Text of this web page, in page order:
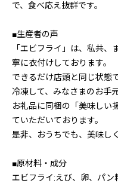
で、食べ応え抜群です。
■生産者の声
「エビフライ」は、私共
寧に衣付けしております。
できるだけ店頭と同じ状態
冷凍して、みなさまのお手
お礼品に同梱の「美味しい
ていただいております。
是非、おうちでも、美味し
■原材料・成分
エビフライ:えび、卵、パン